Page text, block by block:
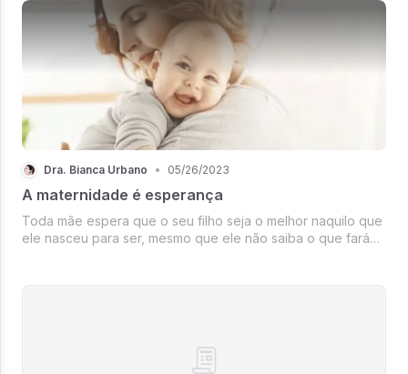
Dra. Bianca Urbano • 05/26/2023
A maternidade é esperança
Toda mãe espera que o seu filho seja o melhor naquilo que
ele nasceu para ser, mesmo que ele não saiba o que fará